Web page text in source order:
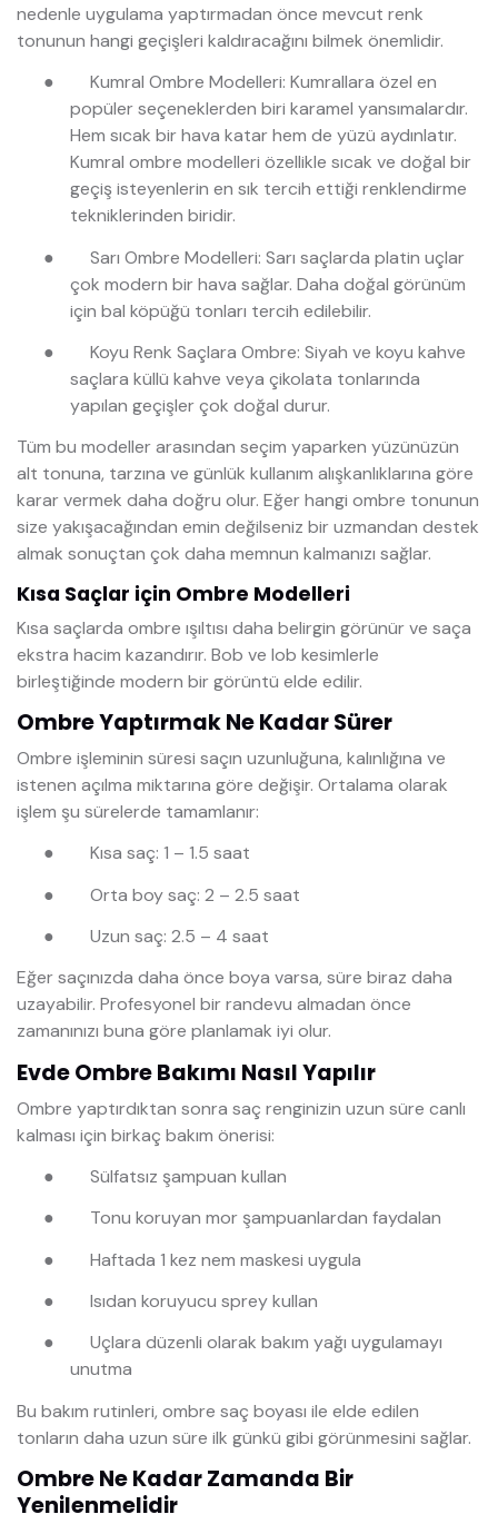
nedenle uygulama yaptırmadan önce mevcut renk
tonunun hangi geçişleri kaldıracağını bilmek önemlidir.
●
Kumral Ombre Modelleri: Kumrallara özel en
popüler seçeneklerden biri karamel yansımalardır.
Hem sıcak bir hava katar hem de yüzü aydınlatır.
Kumral ombre modelleri özellikle sıcak ve doğal bir
geçiş isteyenlerin en sık tercih ettiği renklendirme
tekniklerinden biridir.
●
Sarı Ombre Modelleri: Sarı saçlarda platin uçlar
çok modern bir hava sağlar. Daha doğal görünüm
için bal köpüğü tonları tercih edilebilir.
●
Koyu Renk Saçlara Ombre: Siyah ve koyu kahve
saçlara küllü kahve veya çikolata tonlarında
yapılan geçişler çok doğal durur.
Tüm bu modeller arasından seçim yaparken yüzünüzün
alt tonuna, tarzına ve günlük kullanım alışkanlıklarına göre
karar vermek daha doğru olur. Eğer hangi ombre tonunun
size yakışacağından emin değilseniz bir uzmandan destek
almak sonuçtan çok daha memnun kalmanızı sağlar.
Kısa Saçlar için Ombre Modelleri
Kısa saçlarda ombre ışıltısı daha belirgin görünür ve saça
ekstra hacim kazandırır. Bob ve lob kesimlerle
birleştiğinde modern bir görüntü elde edilir.
Ombre Yaptırmak Ne Kadar Sürer
Ombre işleminin süresi saçın uzunluğuna, kalınlığına ve
istenen açılma miktarına göre değişir. Ortalama olarak
işlem şu sürelerde tamamlanır:
●
Kısa saç: 1 – 1.5 saat
●
Orta boy saç: 2 – 2.5 saat
●
Uzun saç: 2.5 – 4 saat
Eğer saçınızda daha önce boya varsa, süre biraz daha
uzayabilir. Profesyonel bir randevu almadan önce
zamanınızı buna göre planlamak iyi olur.
Evde Ombre Bakımı Nasıl Yapılır
Ombre yaptırdıktan sonra saç renginizin uzun süre canlı
kalması için birkaç bakım önerisi:
●
Sülfatsız şampuan kullan
●
Tonu koruyan mor şampuanlardan faydalan
●
Haftada 1 kez nem maskesi uygula
●
Isıdan koruyucu sprey kullan
●
Uçlara düzenli olarak bakım yağı uygulamayı
unutma
Bu bakım rutinleri, ombre saç boyası ile elde edilen
tonların daha uzun süre ilk günkü gibi görünmesini sağlar.
Ombre Ne Kadar Zamanda Bir
Yenilenmelidir